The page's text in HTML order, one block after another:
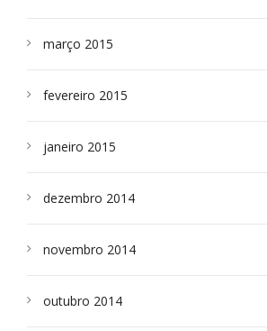
março 2015
fevereiro 2015
janeiro 2015
dezembro 2014
novembro 2014
outubro 2014